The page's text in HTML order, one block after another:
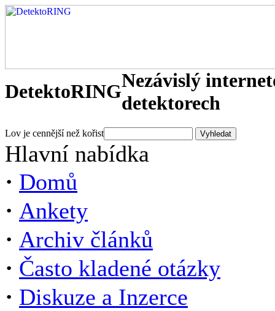
DetektoRINGNezávislý
detektorech
Lov je cennější než kořist
Hlavní nabídka
· Domů
· Ankety
· Archiv článků
· Často kladené otázky
· Diskuze a Inzerce